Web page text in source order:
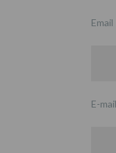
Email
E-